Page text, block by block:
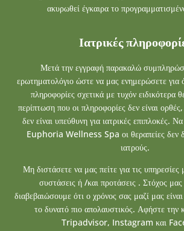
ακυρωθεί έγκαιρα το
Ιατρικές
Μετά την εγγραφή παρακαλώ
ερωτηματολόγιο ώστε να μας ενημερώσετε για
πληροφορίες σχετικά με τυχόν ειδικότερα
περίπτωση που οι πληροφορίες δεν είναι
δεν είναι υπεύθυνη για ιατρικές επιπλοκές.
Euphoria Wellness Spa οι θεραπείες δεν
ιατρούς.
Μη διστάσετε να μας πείτε για τις
συστάσεις ή /και προτάσεις . Στόχος μας
διαβεβαιώσουμε ότι ο χρόνος σας μαζί μας
το δυνατό πιο απολαυστικός. Αφήστε την
Tripadvisor, Instagram και